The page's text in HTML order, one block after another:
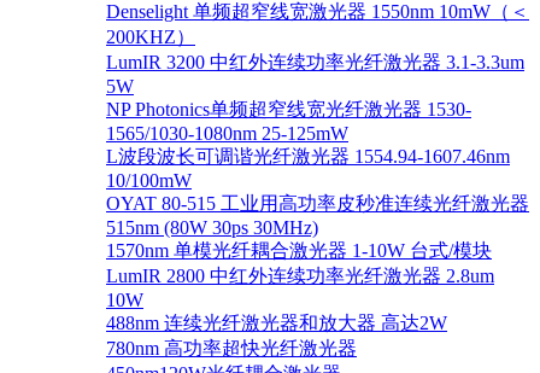
Denselight 单频超窄线宽激光器 1550nm 10mW（＜
200KHZ）
LumIR 3200 中红外连续功率光纤激光器 3.1-3.3um
5W
NP Photonics单频超窄线宽光纤激光器 1530-
1565/1030-1080nm 25-125mW
L波段波长可调谐光纤激光器 1554.94-1607.46nm
10/100mW
OYAT 80-515 工业用高功率皮秒准连续光纤激光器
515nm (80W 30ps 30MHz)
1570nm 单模光纤耦合激光器 1-10W 台式/模块
LumIR 2800 中红外连续功率光纤激光器 2.8um
10W
488nm 连续光纤激光器和放大器 高达2W
780nm 高功率超快光纤激光器